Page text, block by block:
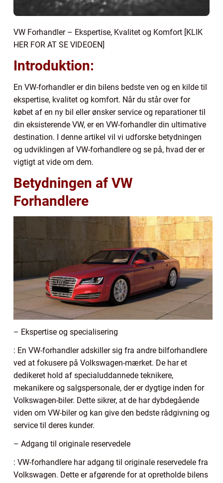
VW Forhandler – Ekspertise, Kvalitet og Komfort [KLIK
HER FOR AT SE VIDEOEN]
Introduktion:
En VW-forhandler er din bilens bedste ven og en kilde til
ekspertise, kvalitet og komfort. Når du står over for
købet af en ny bil eller ønsker service og reparationer til
din eksisterende VW, er en VW-forhandler din ultimative
destination. I denne artikel vil vi udforske betydningen
og udviklingen af VW-forhandlere og se på, hvad der er
vigtigt at vide om dem.
Betydningen af VW
Forhandlere
– Ekspertise og specialisering
: En VW-forhandler adskiller sig fra andre bilforhandlere
ved at fokusere på Volkswagen-mærket. De har et
dedikeret hold af specialuddannede teknikere,
mekanikere og salgspersonale, der er dygtige inden for
Volkswagen-biler. Dette sikrer, at de har dybdegående
viden om VW-biler og kan give den bedste rådgivning og
service til deres kunder.
– Adgang til originale reservedele
: VW-forhandlere har adgang til originale reservedele fra
Volkswagen. Dette er afgørende for at opretholde bilens